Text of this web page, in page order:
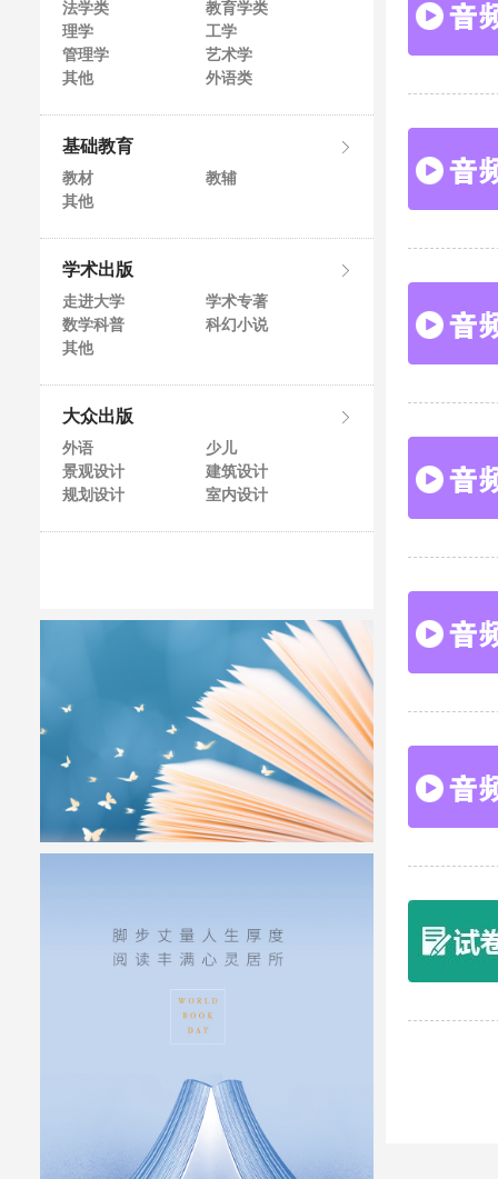
法学类
教育学类
理学
工学
管理学
艺术学
其他
外语类
基础教育
教材
教辅
其他
学术出版
走进大学
学术专著
数学科普
科幻小说
其他
大众出版
外语
少儿
景观设计
建筑设计
规划设计
室内设计